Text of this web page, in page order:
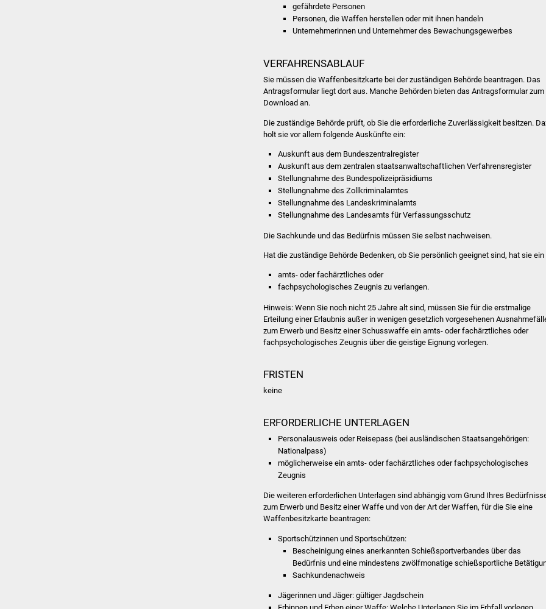
gefährdete Personen
Personen, die Waffen herstellen oder mit ihnen handeln
Unternehmerinnen und Unternehmer des Bewachungsgewerbes
VERFAHRENSABLAUF
Sie müssen die Waffenbesitzkarte bei der zuständigen Behörde beantragen. Das
Antragsformular liegt dort aus. Manche Behörden bieten das Antragsformular zum
Download an.
Die zuständige Behörde prüft, ob Sie die erforderliche Zuverlässigkeit besitzen.
holt sie vor allem folgende Auskünfte ein:
Auskunft aus dem Bundeszentralregister
Auskunft aus dem zentralen staatsanwaltschaftlichen Verfahrensregister
Stellungnahme des Bundespolizeipräsidiums
Stellungnahme des Zollkriminalamtes
Stellungnahme des Landeskriminalamts
Stellungnahme des Landesamts für Verfassungsschutz
Die Sachkunde und das Bedürfnis müssen Sie selbst nachweisen.
Hat die zuständige Behörde Bedenken, ob Sie persönlich geeignet sind, hat sie ein
amts- oder fachärztliches oder
fachpsychologisches Zeugnis zu verlangen.
Hinweis: Wenn Sie noch nicht 25 Jahre alt sind, müssen Sie für die erstmalige
Erteilung einer Erlaubnis außer in wenigen gesetzlich vorgesehenen
zum Erwerb und Besitz einerSchusswaffe ein amts- oder fachärztliches oder
fachpsychologisches Zeugnis über die geistige Eignung vorlegen.
FRISTEN
keine
ERFORDERLICHE UNTERLAGEN
Personalausweis oder Reisepass (bei ausländischen Staatsangehörigen:
Nationalpass)
möglicherweise ein amts- oder fachärztliches oder fachpsychologisches
Zeugnis
Die weiteren erforderlichen Unterlagen sind abhängig vom Grund Ihres
zum Erwerb und Besitz einer Waffe und von der Art der Waffen, für die Sie eine
Waffenbesitzkarte beantragen:
Sportschützinnen und Sportschützen:
Bescheinigung eines anerkannten Schießsportverbandes über das
Bedürfnis und eine mindestens zwölfmonatige schießsportliche
Sachkundenachweis
Jägerinnen und Jäger: gültiger Jagdschein